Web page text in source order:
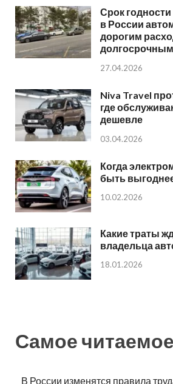
Срок
в России
дорогим
27.04.2026
Niva Travel
где
дешевле
03.04.2026
Когда
быть
10.02.2026
Какие траты
владельца
18.01.2026
Самое читаемое
В России изменятся правила